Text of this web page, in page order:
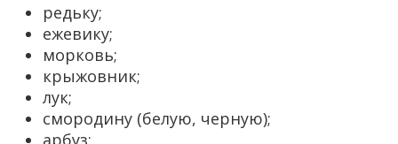
редьку;
ежевику;
морковь;
крыжовник;
лук;
смородину (белую, черную);
арбуз;